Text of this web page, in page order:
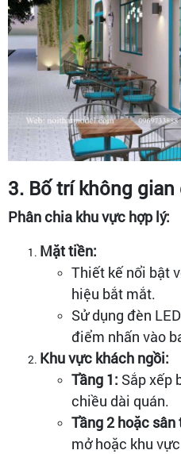
3. Bố trí không
Phân chia khu vực hợp lý:
Mặt tiền:
Thiết kế nổi bật
hiệu bắt mắt.
Sử dụng đèn
điểm nhấn vào
Khu vực khách ngồi:
Tầng 1: Sắp xếp
chiều dài quán.
Tầng 2 hoặc sân
mở hoặc khu